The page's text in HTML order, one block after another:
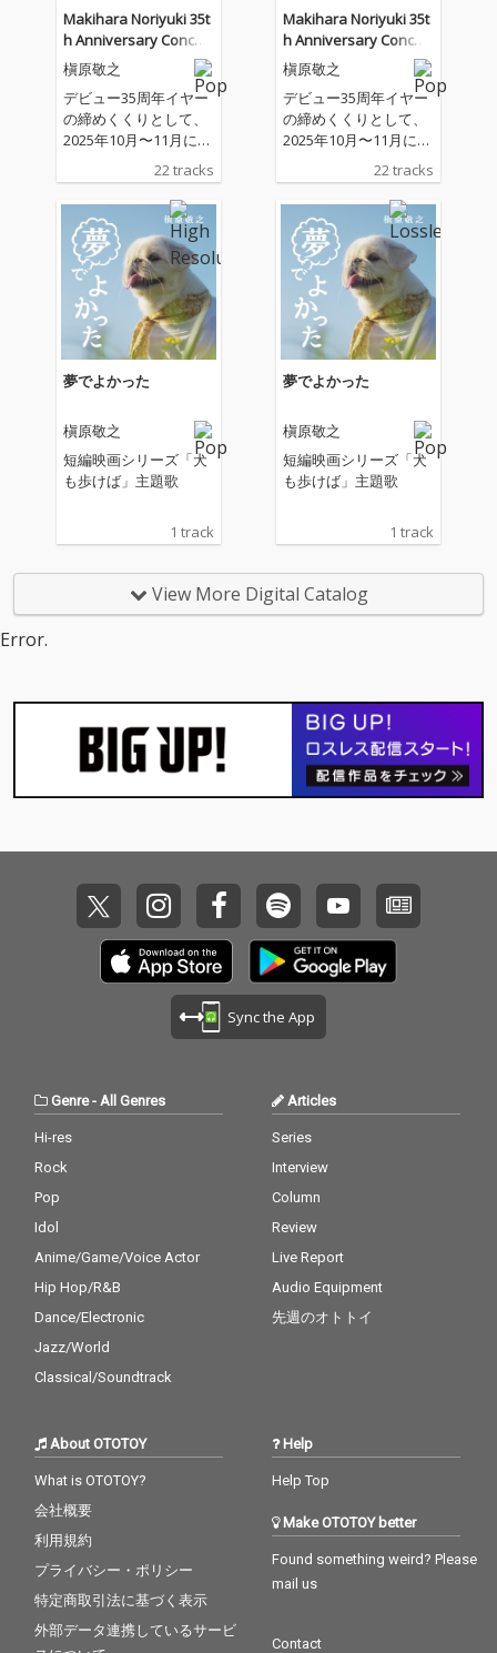
Makihara Noriyuki 35t
h Anniversary Concert
2025“TREASUarenaTO
UR”
槇原敬之
デビュー35周年イヤー
の締めくくりとして、
2025年10月〜11月に大
阪城ホール、Kアリー
ナ横浜で開催したアリ
ーナコンサート「Maki
hara Noriyuki 35th An
niversary Concert 202
5 “TREASUarenaTOU
R”」。「どんなとき
も。」、「もう恋なん
てしない」、「世界に
一つだけの花」、「僕
が一番欲しかったも
の」などの代表曲を中
アを振り返るようなセ
ットリストで、メドレ
ーも含め、全29曲を惜
公演の演奏曲を全曲ノ
22 tracks
Makihara Noriyuki 35t
h Anniversary Concert
2025“TREASUarenaTO
UR”
槇原敬之
デビュー35周年イヤー
の締めくくりとして、
2025年10月〜11月に大
阪城ホール、Kアリー
ナ横浜で開催したアリ
ーナコンサート「Maki
hara Noriyuki 35th An
niversary Concert 202
5 “TREASUarenaTOU
R”」。「どんなとき
も。」、「もう恋なん
てしない」、「世界に
一つだけの花」、「僕
が一番欲しかったも
の」などの代表曲を中
アを振り返るようなセ
ットリストで、メドレ
ーも含め、全29曲を惜
公演の演奏曲を全曲ノ
22 tracks
夢でよかった
槇原敬之
短編映画シリーズ「犬
も歩けば」主題歌
1 track
夢でよかった
槇原敬之
短編映画シリーズ「犬
も歩けば」主題歌
1 track
View More Digital Catalog
Error.
Sync the App
Genre- All Genres
Hi-res
Rock
Pop
Idol
Anime/Game/Voice Actor
Hip Hop/R&B
Dance/Electronic
Jazz/World
Classical/Soundtrack
Articles
Series
Interview
Column
Review
Live Report
Audio Equipment
先週のオトトイ
About OTOTOY
What is OTOTOY?
会社概要
利用規約
プライバシー・ポリシー
特定商取引法に基づく表示
外部データ連携しているサービ
Help
Help Top
Make OTOTOY better
Found something weird? Please
mail us
Contact